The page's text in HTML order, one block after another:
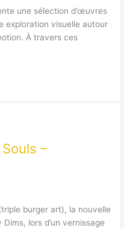
une sélection d’œuvres
exploration visuelle autour
À travers ces
–
burger art), la nouvelle
lors d’un vernissage